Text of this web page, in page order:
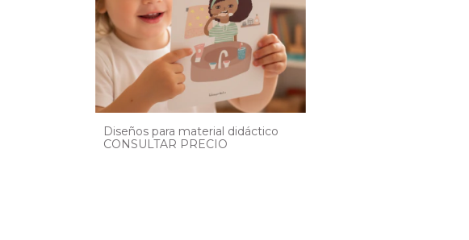
Diseños para material didáctico
CONSULTAR PRECIO